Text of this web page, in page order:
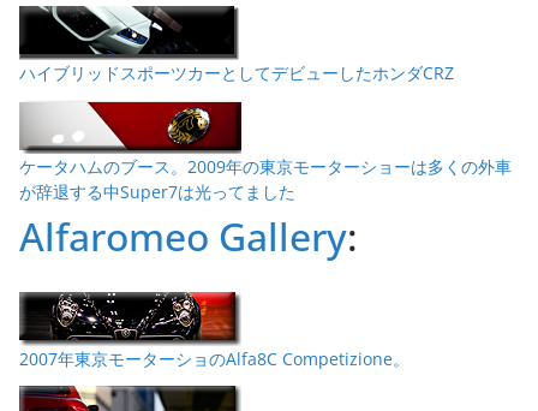
ハイブリッドスポーツカーとしてデビューしたホンダCRZ
ケータハムのブース。2009年の東京モーターショーは多くの外車
が辞退する中Super7は光ってました
Alfaromeo Gallery:
2007年東京モーターショのAlfa8C Competizione。